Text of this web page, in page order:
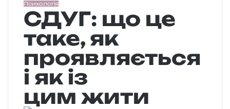
Психологія
СДУГ: що це
таке, як
проявляється
і як із
цим жити